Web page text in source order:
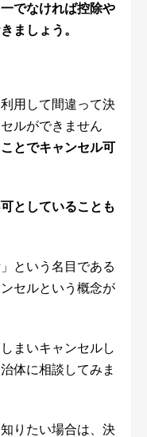
でなければ控除や
ましょう。
用して間違って決
ルができません
とでキャンセル可
としていることも
という名目である
セルという概念が
まいキャンセルし
体に相談してみま
りたい場合は、決